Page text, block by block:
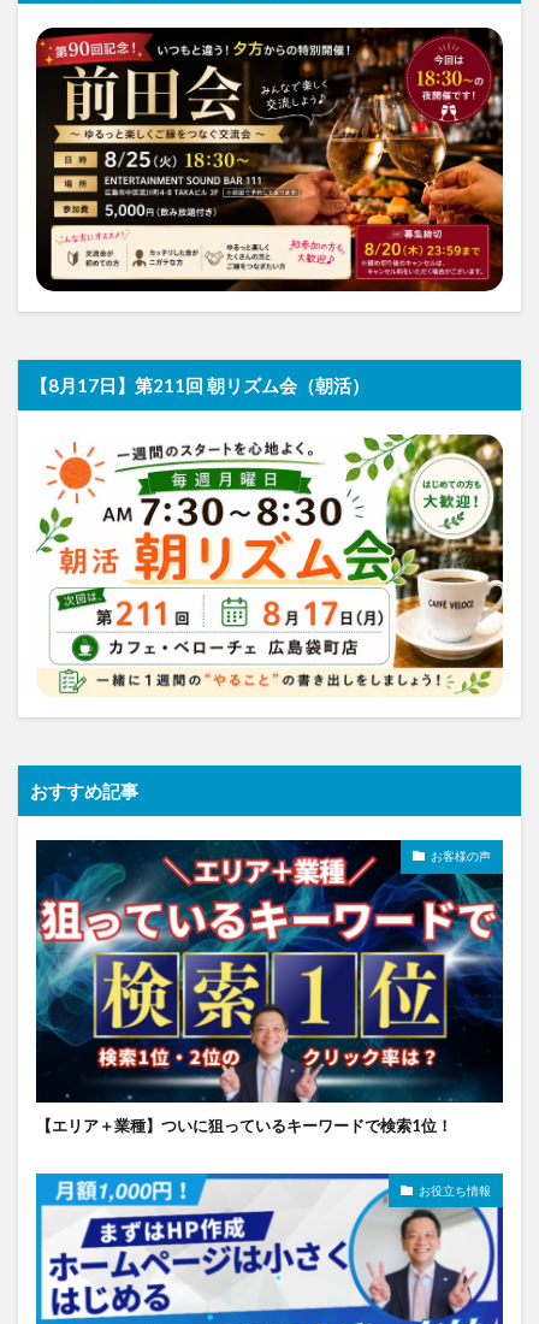
【8月17日】第211回 朝リズム会（朝活）
おすすめ記事
お客様の声
【エリア＋業種】ついに狙っているキーワードで検索1位！
お役立ち情報